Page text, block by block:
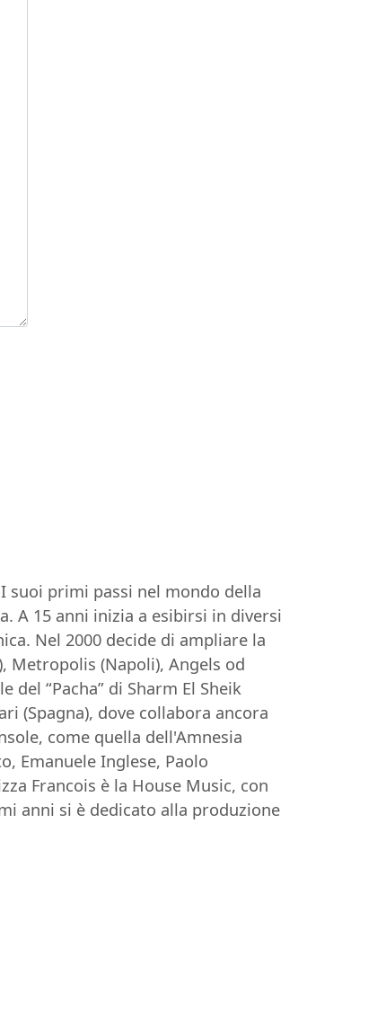
suoi primi passi nel mondo della
A 15 anni inizia a esibirsi in diversi
Nel 2000 decide di ampliare la
Metropolis (Napoli), Angels od
del “Pacha” di Sharm El Sheik
(Spagna), dove collabora ancora
come quella dell'Amnesia
Emanuele Inglese, Paolo
Francois è la House Music, con
anni si è dedicato alla produzione